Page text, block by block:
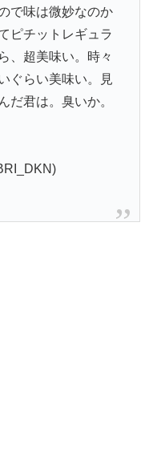
で味は微妙なのか
ピチットレギュラ
、超美味い。時々
ぐらい美味い。見
だ君は。臭いか。